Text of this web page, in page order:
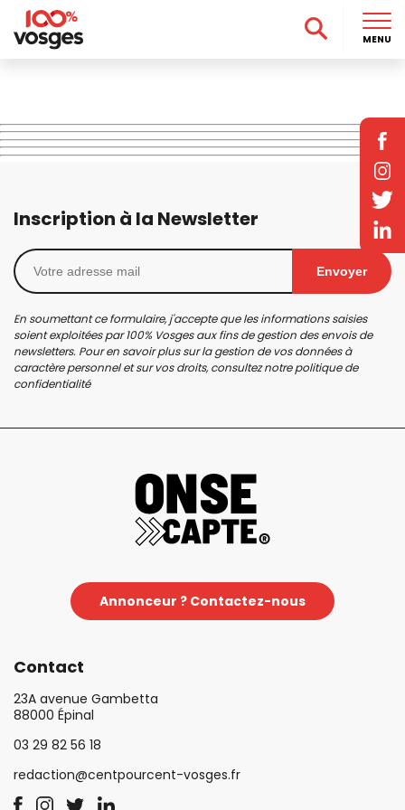
Inscription à la Newsletter
Envoyer
En soumettant ce formulaire, j'accepte que les informations saisies
soient exploitées par 100% Vosges aux fins de gestion des envois de
newsletters. Pour en savoir plus sur la gestion de vos données à
caractère personnel et sur vos droits, consultez notrepolitique de
confidentialité
Annonceur ? Contactez-nous
Contact
23A avenue Gambetta
88000 Épinal
03 29 82 56 18
redaction@centpourcent-vosges.fr
MENU